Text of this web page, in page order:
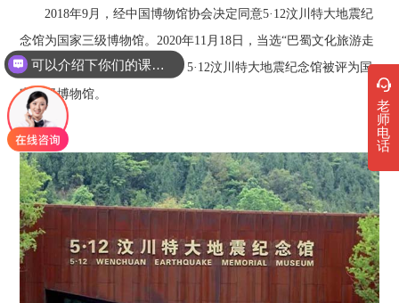
2018年9月，经中国博物馆协会决定同意5·12汶川特大地震纪
念馆为国家三级博物馆。2020年11月18日，当选“巴蜀文化旅游走
廊新地标”。2020年12月21日，5·12汶川特大地震纪念馆被评为国
家一级博物馆。
老
师
电
话